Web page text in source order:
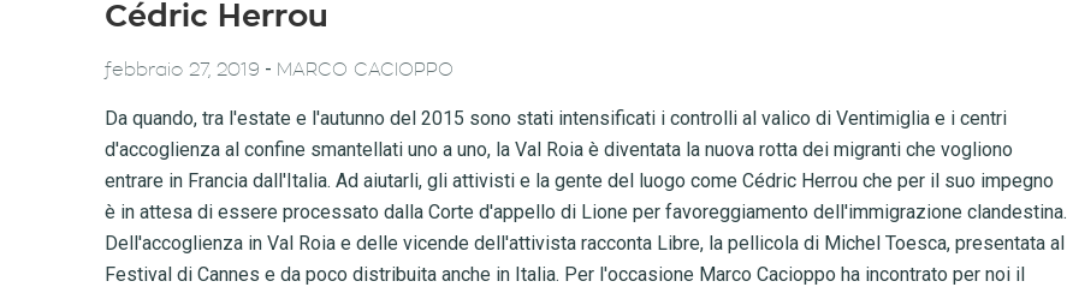
Cédric Herrou
febbraio 27, 2019 - MARCO CACIOPPO
Da quando, tra l'estate e l'autunno del 2015 sono stati intensificati i controlli al valico di Ventimiglia e i centri
d'accoglienza al confine smantellati uno a uno, la Val Roia è diventata la nuova rotta dei migranti che vogliono
entrare in Francia dall'Italia. Ad aiutarli, gli attivisti e la gente del luogo come Cédric Herrou che per il suo impegno
è in attesa di essere processato dalla Corte d'appello di Lione per favoreggiamento dell'immigrazione clandestina.
Dell'accoglienza in Val Roia e delle vicende dell'attivista racconta Libre, la pellicola di Michel Toesca, presentata al
Festival di Cannes e da poco distribuita anche in Italia. Per l'occasione Marco Cacioppo ha incontrato per noi il